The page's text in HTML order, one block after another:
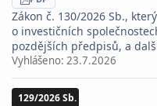
PDF
Zákon č. 130/2026 Sb.,
o investičních
pozdějších předpisů, a
Vyhlášeno: 23.7.2026
129/2026 Sb.